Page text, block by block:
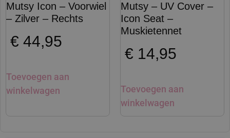
Mutsy Icon – Voorwiel
– Zilver – Rechts
€ 44,95
Toevoegen aan
winkelwagen
Mutsy – UV Cover –
Icon Seat –
Muskietennet
€ 14,95
Toevoegen aan
winkelwagen